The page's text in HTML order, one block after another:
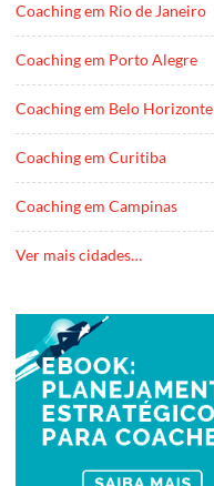
Coaching em Rio de Janeiro
Coaching em Porto Alegre
Coaching em Belo Horizonte
Coaching em Curitiba
Coaching em Campinas
Ver mais cidades…